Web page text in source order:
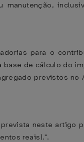
manutenção,
para o
base de cálculo do
previstos no
neste artigo
reais).".